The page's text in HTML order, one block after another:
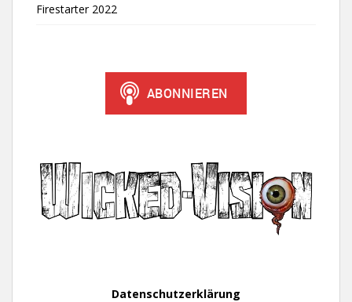
Firestarter 2022
Datenschutzerklärung